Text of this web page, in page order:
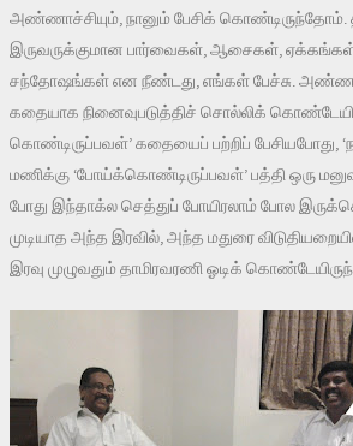
அண்ணாச்சியும், நானும் பேசிக் கொண்டிருந்தோம்.
இருவருக்குமான பார்வைகள், ஆசைகள்,
சந்தோஷங்கள் என நீண்டது, எங்கள் பேச்சு.
கதையாக நினைவுபடுத்திச் சொல்லிக்
கொண்டிருப்பவள்’ கதையைப் பற்றிப் பேசியபோது,
மணிக்கு ‘போய்க்கொண்டிருப்பவள்’ பத்தி ஒரு
போது இந்தாக்ல செத்துப் போயிரலாம் போல
முடியாத அந்த இரவில், அந்த மதுரை
இரவு முழுவதும் தாமிரவரணி ஓடிக்